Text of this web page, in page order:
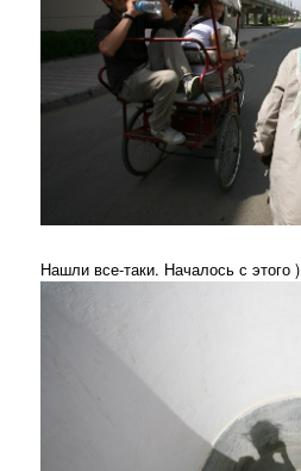
Нашли все-таки. Началось с этого )